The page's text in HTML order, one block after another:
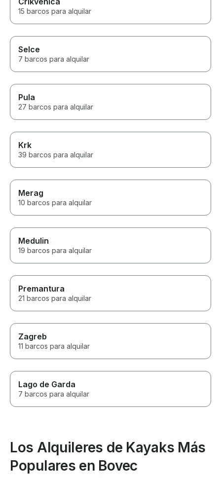
15 barcos para alquilar
Selce
7 barcos para alquilar
Pula
27 barcos para alquilar
Krk
39 barcos para alquilar
Merag
10 barcos para alquilar
Medulin
19 barcos para alquilar
Premantura
21 barcos para alquilar
Zagreb
11 barcos para alquilar
Lago de Garda
7 barcos para alquilar
Los Alquileres de Kayaks Más
Populares en Bovec